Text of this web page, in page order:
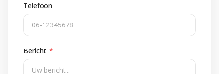
Telefoon
Bericht *